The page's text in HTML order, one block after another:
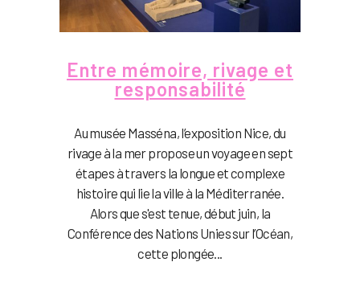
Entre mémoire, rivage et
responsabilité
Au musée Masséna, l’exposition Nice, du
rivage à la mer propose un voyage en sept
étapes à travers la longue et complexe
histoire qui lie la ville à la Méditerranée.
Alors que s'est tenue, début juin, la
Conférence des Nations Unies sur l’Océan,
cette plongée...